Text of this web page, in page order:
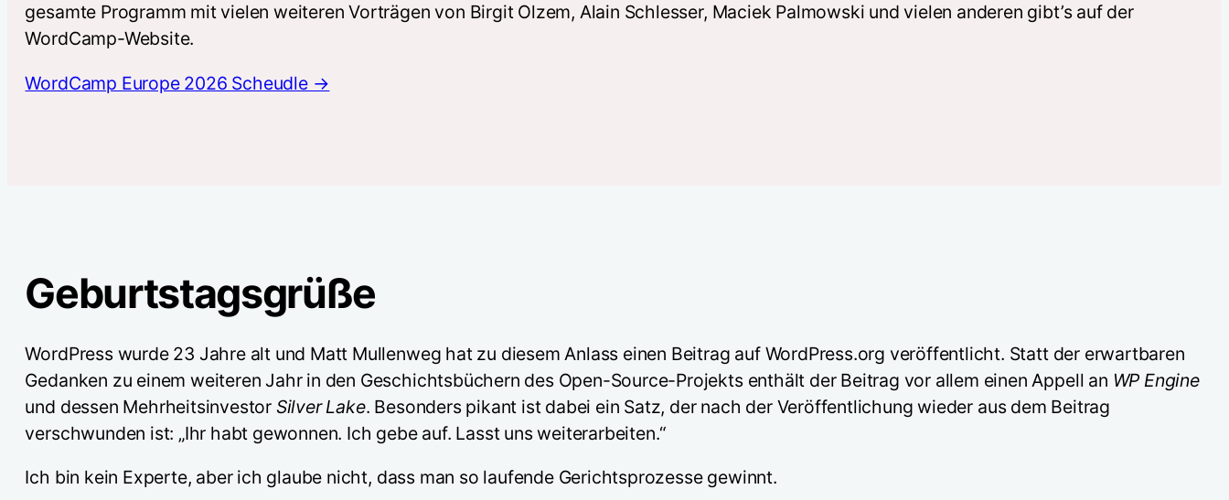
gesamte Programm mit vielen weiteren Vorträgen von Birgit Olzem, Alain Schlesser, Maciek Palmowski und vielen anderen gibt’s auf der
WordCamp-Website.
WordCamp Europe 2026 Scheudle →
Geburtstagsgrüße
WordPress wurde 23 Jahre alt und Matt Mullenweg hat zu diesem Anlass einen Beitrag auf WordPress.org veröffentlicht. Statt der erwartbaren
Gedanken zu einem weiteren Jahr in den Geschichtsbüchern des Open-Source-Projekts enthält der Beitrag vor allem einen Appell an WP Engine
und dessen Mehrheitsinvestor Silver Lake. Besonders pikant ist dabei ein Satz, der nach der Veröffentlichung wieder aus dem Beitrag
verschwunden ist: „Ihr habt gewonnen. Ich gebe auf. Lasst uns weiterarbeiten.“
Ich bin kein Experte, aber ich glaube nicht, dass man so laufende Gerichtsprozesse gewinnt.